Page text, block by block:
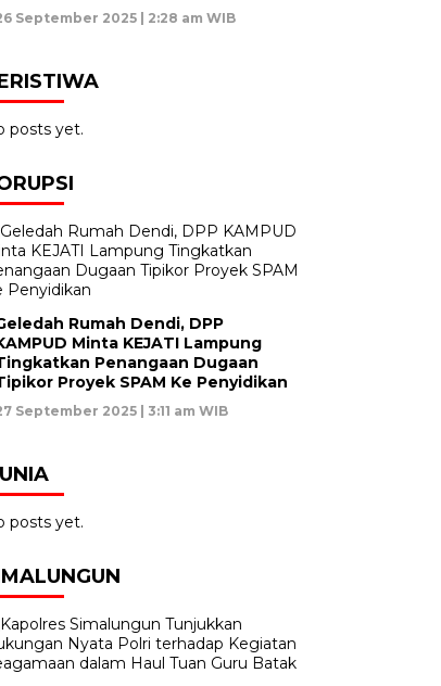
September 2025 | 2:28 am WIB
posts yet.
Rumah Dendi, DPP
Minta KEJATI Lampung
Penangaan Dugaan
Proyek SPAM Ke Penyidikan
September 2025 | 3:11 am WIB
posts yet.